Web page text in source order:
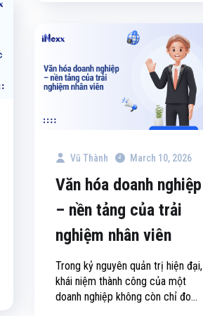
Vũ Thành March 10, 2026
Văn hóa doanh nghiệp
– nền tảng của trải
nghiệm nhân viên
Trong kỷ nguyên quản trị hiện đại,
khái niệm thành công của một
doanh nghiệp không còn chỉ đo...